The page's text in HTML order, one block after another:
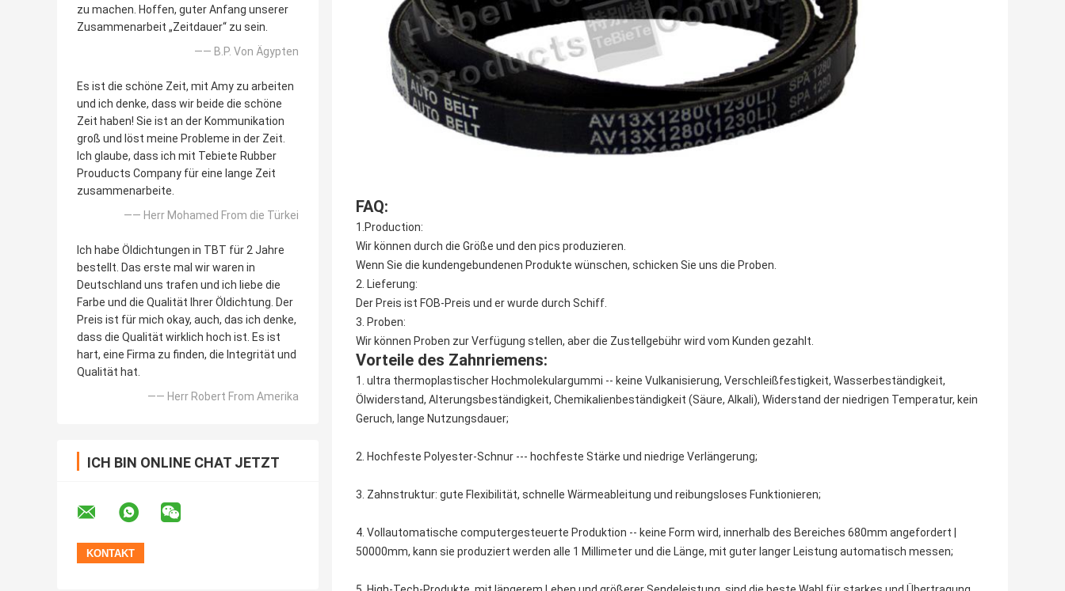
zu machen. Hoffen, guter Anfang unserer
Zusammenarbeit „Zeitdauer“ zu sein.
—— B.P. Von Ägypten
Es ist die schöne Zeit, mit Amy zu arbeiten
und ich denke, dass wir beide die schöne
Zeit haben! Sie ist an der Kommunikation
groß und löst meine Probleme in der Zeit.
Ich glaube, dass ich mit Tebiete Rubber
Prouducts Company für eine lange Zeit
zusammenarbeite.
—— Herr Mohamed From die Türkei
Ich habe Öldichtungen in TBT für 2 Jahre
bestellt. Das erste mal wir waren in
Deutschland uns trafen und ich liebe die
Farbe und die Qualität Ihrer Öldichtung. Der
Preis ist für mich okay, auch, das ich denke,
dass die Qualität wirklich hoch ist. Es ist
hart, eine Firma zu finden, die Integrität und
Qualität hat.
—— Herr Robert From Amerika
ICH BIN ONLINE CHAT JETZT
FAQ:
1.Production:
Wir können durch die Größe und den pics produzieren.
Wenn Sie die kundengebundenen Produkte wünschen, schicken Sie uns die Proben.
2. Lieferung:
Der Preis ist FOB-Preis und er wurde durch Schiff.
3. Proben:
Wir können Proben zur Verfügung stellen, aber die Zustellgebühr wird vom Kunden gezahlt.
Vorteile des Zahnriemens:
1. ultra thermoplastischer Hochmolekulargummi -- keine Vulkanisierung, Verschleißfestigkeit, Wasserbeständigkeit,
Ölwiderstand, Alterungsbeständigkeit, Chemikalienbeständigkeit (Säure, Alkali), Widerstand der niedrigen Temperatur, kein
Geruch, lange Nutzungsdauer;
2. Hochfeste Polyester-Schnur --- hochfeste Stärke und niedrige Verlängerung;
3. Zahnstruktur: gute Flexibilität, schnelle Wärmeableitung und reibungsloses Funktionieren;
4. Vollautomatische computergesteuerte Produktion -- keine Form wird, innerhalb des Bereiches 680mm angefordert |
50000mm, kann sie produziert werden alle 1 Millimeter und die Länge, mit guter langer Leistung automatisch messen;